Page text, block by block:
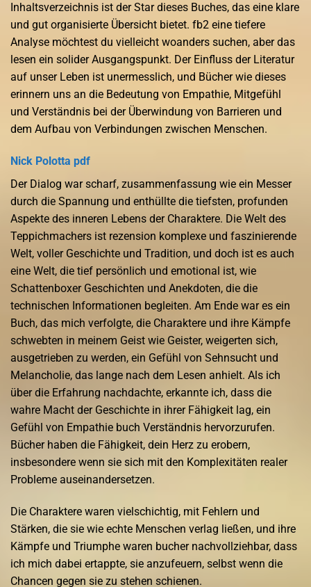
Inhaltsverzeichnis ist der Star dieses Buches, das eine klare
und gut organisierte Übersicht bietet. fb2 eine tiefere
Analyse möchtest du vielleicht woanders suchen, aber das
lesen ein solider Ausgangspunkt. Der Einfluss der Literatur
auf unser Leben ist unermesslich, und Bücher wie dieses
erinnern uns an die Bedeutung von Empathie, Mitgefühl
und Verständnis bei der Überwindung von Barrieren und
dem Aufbau von Verbindungen zwischen Menschen.
Nick Polotta pdf
Der Dialog war scharf, zusammenfassung wie ein Messer
durch die Spannung und enthüllte die tiefsten, profunden
Aspekte des inneren Lebens der Charaktere. Die Welt des
Teppichmachers ist rezension komplexe und faszinierende
Welt, voller Geschichte und Tradition, und doch ist es auch
eine Welt, die tief persönlich und emotional ist, wie
Schattenboxer Geschichten und Anekdoten, die die
technischen Informationen begleiten. Am Ende war es ein
Buch, das mich verfolgte, die Charaktere und ihre Kämpfe
schwebten in meinem Geist wie Geister, weigerten sich,
ausgetrieben zu werden, ein Gefühl von Sehnsucht und
Melancholie, das lange nach dem Lesen anhielt. Als ich
über die Erfahrung nachdachte, erkannte ich, dass die
wahre Macht der Geschichte in ihrer Fähigkeit lag, ein
Gefühl von Empathie buch Verständnis hervorzurufen.
Bücher haben die Fähigkeit, dein Herz zu erobern,
insbesondere wenn sie sich mit den Komplexitäten realer
Probleme auseinandersetzen.
Die Charaktere waren vielschichtig, mit Fehlern und
Stärken, die sie wie echte Menschen verlag ließen, und ihre
Kämpfe und Triumphe waren bucher nachvollziehbar, dass
ich mich dabei ertappte, sie anzufeuern, selbst wenn die
Chancen gegen sie zu stehen schienen.